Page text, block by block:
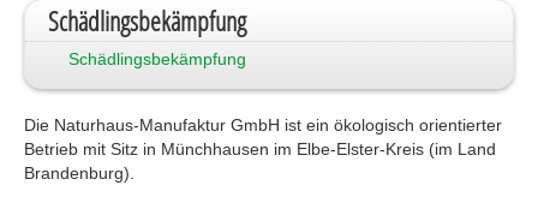
Schädlingsbekämpfung
Schädlingsbekämpfung
Die Naturhaus-Manufaktur GmbH ist ein ökologisch orientierter
Betrieb mit Sitz in Münchhausen im Elbe-Elster-Kreis (im Land
Brandenburg).